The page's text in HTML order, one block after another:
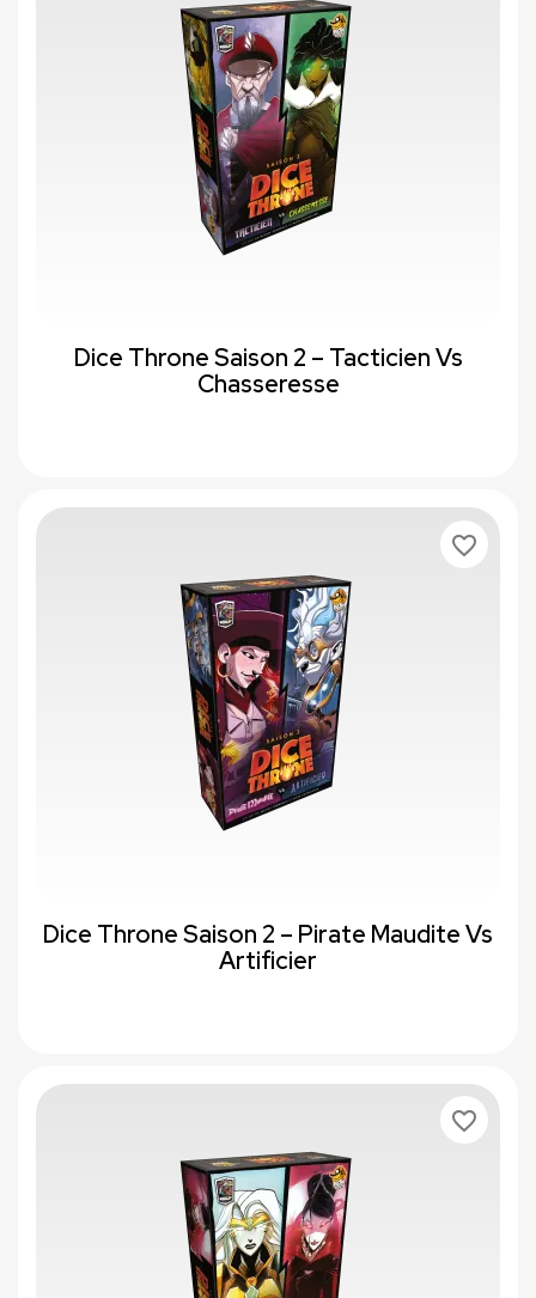
Dice Throne Saison 2 – Tacticien Vs
Chasseresse
Dice Throne Saison 2 – Pirate Maudite Vs
Artificier
favorite_border
favorite_border